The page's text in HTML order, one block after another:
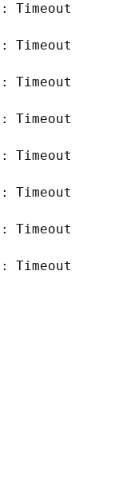
Timeout
Timeout
Timeout
Timeout
Timeout
Timeout
Timeout
Timeout